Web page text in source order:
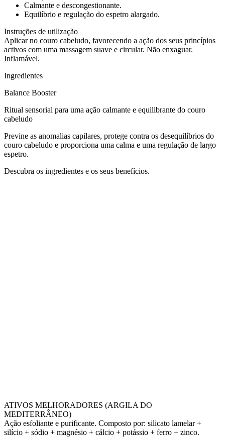
Calmante e descongestionante.
Equilíbrio e regulação do espetro alargado.
Instruções de utilização
Aplicar no couro cabeludo, favorecendo a ação dos seus princípios
activos com uma massagem suave e circular. Não enxaguar.
Inflamável.
Ingredientes
Balance Booster
Ritual sensorial para uma ação calmante e equilibrante do couro
cabeludo
Previne as anomalias capilares, protege contra os desequilíbrios do
couro cabeludo e proporciona uma calma e uma regulação de largo
espetro.
Descubra os ingredientes e os seus benefícios.
ATIVOS MELHORADORES (ARGILA DO
MEDITERRÂNEO)
Ação esfoliante e purificante. Composto por: silicato lamelar +
silício + sódio + magnésio + cálcio + potássio + ferro + zinco.